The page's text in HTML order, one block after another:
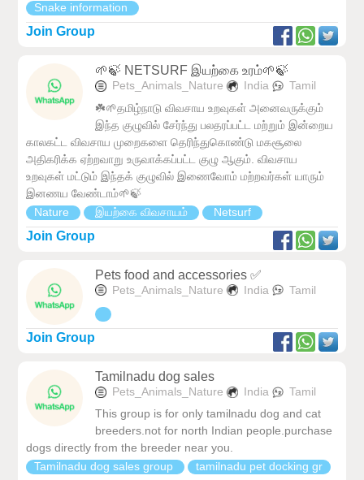
Snake information
Join Group
🌱🍃 NETSURF இயற்கை உரம்🌱🍃
Pets_Animals_Nature India
Tamil
☘️🌱தமிழ்நாடு விவசாய உறவுகள் அனைவருக்கும்
இந்த குழுவில் சேர்ந்து பலதரப்பட்ட மற்றும் இன்றைய
காலகட்ட விவசாய முறைகளை தெரிந்துகொண்டு மகசூலை
அதிகரிக்க ஏற்றவாறு உருவாக்கப்பட்ட குழு ஆகும். விவசாய
உறவுகள் மட்டும் இந்தக் குழுவில் இணைவோம் மற்றவர்கள் யாரும்
இனணய வேண்டாம்🌱🍃
Nature
இயற்கை விவசாயம் Netsurf
Join Group
Pets food and accessories ✅
Pets_Animals_Nature India Tamil
Join Group
Tamilnadu dog sales
Pets_Animals_Nature India
Tamil
This group is for only tamilnadu dog and cat
breeders.not for north Indian people.purchase
dogs directly from the breeder near you.
Tamilnadu dog sales group
tamilnadu pet docking gr